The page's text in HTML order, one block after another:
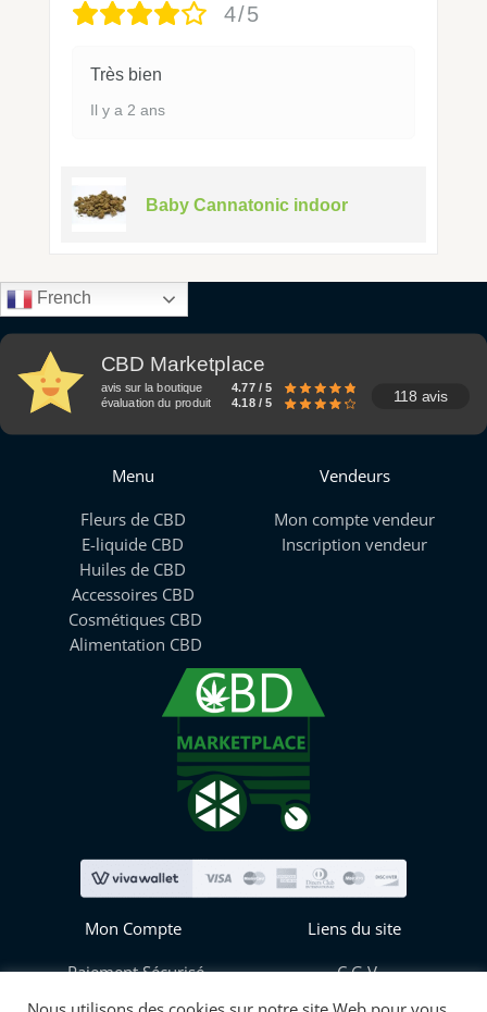
4/5
Très bien
Il y a 2 ans
Baby Cannatonic indoor
French
CBD Marketplace
avis sur la boutique
4.77 / 5
évaluation du produit
4.18 / 5 118 avis
Menu
Fleurs de CBD
E-liquide CBD
Huiles de CBD
Accessoires CBD
Cosmétiques CBD
Alimentation CBD
Vendeurs
Mon compte vendeur
Inscription vendeur
Mon Compte
Paiement Sécurisé
Mes informations
Liens du site
C.G.V
Blog